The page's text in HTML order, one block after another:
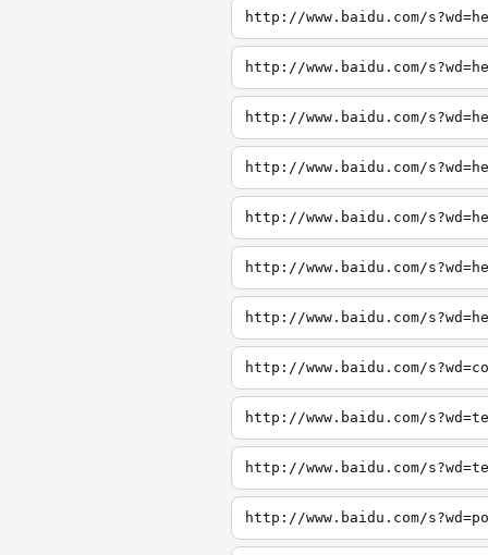
http://www.baidu.com/
http://www.baidu.com/
http://www.baidu.com/
http://www.baidu.com/
http://www.baidu.com/
http://www.baidu.com/
http://www.baidu.com/
http://www.baidu.com/
http://www.baidu.com/
http://www.baidu.com/
http://www.baidu.com/